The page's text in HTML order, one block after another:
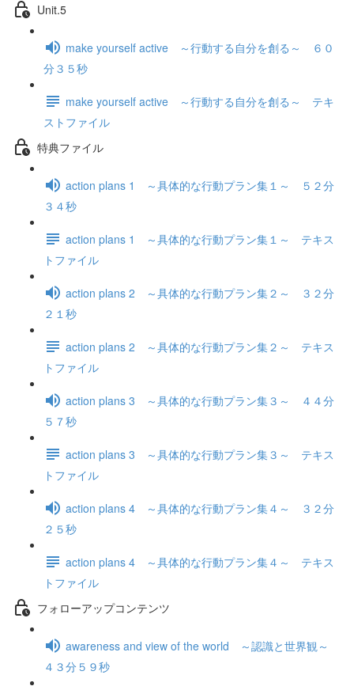
Unit.5
make yourself active ～行動する自分を創る～ ６０
分３５秒
make yourself active ～行動する自分を創る～ テキ
ストファイル
特典ファイル
action plans 1 ～具体的な行動プラン集１～ ５２分
３４秒
action plans 1 ～具体的な行動プラン集１～ テキス
トファイル
action plans 2 ～具体的な行動プラン集２～ ３２分
２１秒
action plans 2 ～具体的な行動プラン集２～ テキス
トファイル
action plans 3 ～具体的な行動プラン集３～ ４４分
５７秒
action plans 3 ～具体的な行動プラン集３～ テキス
トファイル
action plans 4 ～具体的な行動プラン集４～ ３２分
２５秒
action plans 4 ～具体的な行動プラン集４～ テキス
トファイル
フォローアップコンテンツ
awareness and view of the world ～認識と世界観～
４３分５９秒